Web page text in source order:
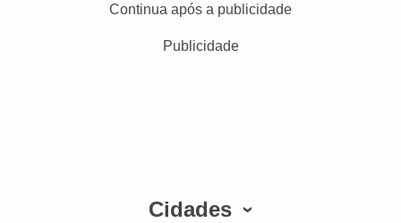
Continua após a publicidade
Publicidade
Cidades